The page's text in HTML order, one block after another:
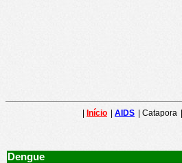
Início AIDS | Catapora
Dengue